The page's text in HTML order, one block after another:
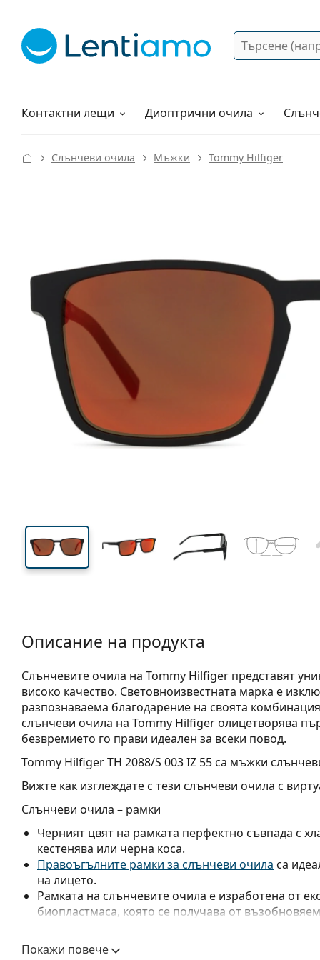
Търсене
Контактни лещи
Разтвори Диоптрични очила
Как да поръчам?
Слънчеви очила Мъжки Tommy Hilfiger
43 mm
Височина на стъклото Ширина на стъклото
Ширина
на
Описание на продукта
Слънчевите очила на Tommy Hilfiger представят
високо качество. Световноизвестната марка е
разпознаваема благодарение на своята
слънчеви очила на Tommy Hilfiger олицетворява
безвремието го прави идеален за всеки повод.
Tommy Hilfiger TH 2088/S 003 IZ 55са мъжки
Вижте как изглеждате с тези слънчеви очила с
Слънчеви очила – рамки
Черният цвят на рамката перфектно съвпада с
кестенява или черна коса.
Правоъгълните рамки за слънчеви очила са
на лицето.
Рамката на слънчевите очила е изработена от
биопластмаса, която се получава от
Покажи повече